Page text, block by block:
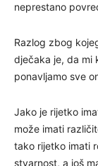
neprestano
Razlog zbog
dječaka je, da mi
ponavljamo sve
Jako je rijetko
može imati
tako rijetko imati
stvarnost, a još